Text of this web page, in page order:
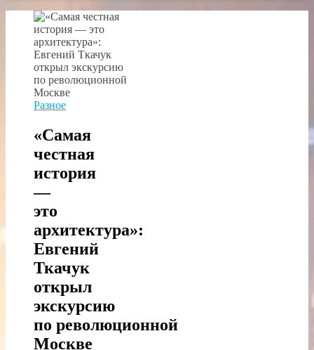
Разное
«Самая
честная
история
—
это
архитектура»:
Евгений
Ткачук
открыл
экскурсию
по революционной
Москве